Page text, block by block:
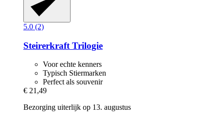
5.0 (2)
Steirerkraft Trilogie
Voor echte kenners
Typisch Stiermarken
Perfect als souvenir
€ 21,49
Bezorging uiterlijk op 13. augustus